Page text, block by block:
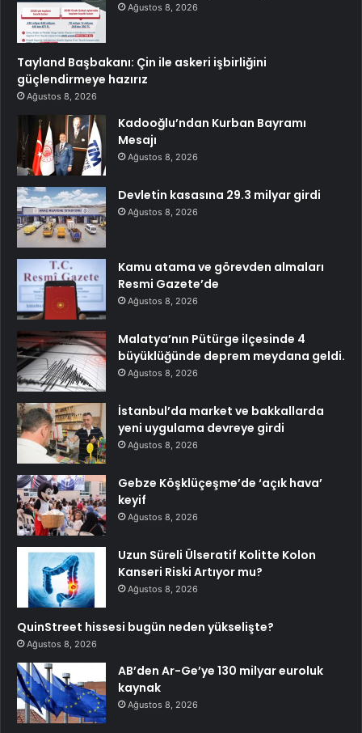
Ağustos 8, 2026
Tayland Başbakanı: Çin ile askeri işbirliğini
güçlendirmeye hazırız
Ağustos 8, 2026
Kadooğlu’ndan Kurban Bayramı
Mesajı
Ağustos 8, 2026
Devletin kasasına 29.3 milyar girdi
Ağustos 8, 2026
Kamu atama ve görevden almaları
Resmi Gazete’de
Ağustos 8, 2026
Malatya’nın Pütürge ilçesinde 4
büyüklüğünde deprem meydana geldi.
Ağustos 8, 2026
İstanbul’da market ve bakkallarda
yeni uygulama devreye girdi
Ağustos 8, 2026
Gebze Köşklüçeşme’de ‘açık hava’
keyif
Ağustos 8, 2026
Uzun Süreli Ülseratif Kolitte Kolon
Kanseri Riski Artıyor mu?
Ağustos 8, 2026
QuinStreet hissesi bugün neden yükselişte?
Ağustos 8, 2026
AB’den Ar-Ge’ye 130 milyar euroluk
kaynak
Ağustos 8, 2026